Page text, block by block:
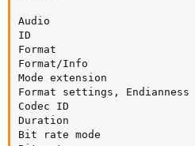
Audio
ID
Format
Format/Info
Mode extension
Format settings,
Codec ID
Duration
Bit rate mode